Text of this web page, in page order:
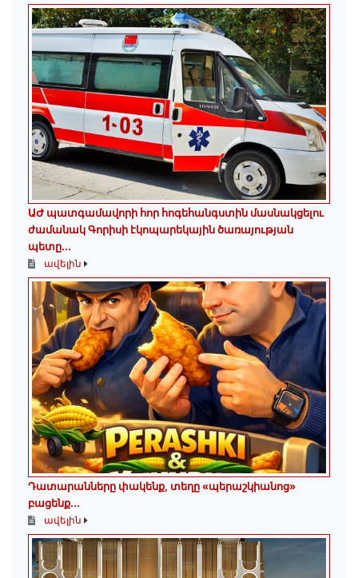
ԱԺ պատգամավորի հոր հոգեհանգստին մասնակցելու
ժամանակ Գորիսի էկոպարեկային ծառայության
պետը...
ավելին
Դատարանները փակենք, տեղը «պերաշկիանոց»
բացենք․․․
ավելին